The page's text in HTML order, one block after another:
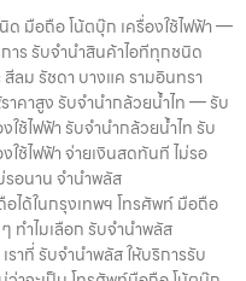
ด มือถือ โน้ตบุ๊ก เครื่องใช้ไฟฟ้า —
าร รับจำนำสินค้าไอทีทุกชนิด
ลม รัชดา บางแค รามอินทรา
าคาสูง รับจำนำกล้วยน้ำไท — รับ
ช้ไฟฟ้า รับจำนำกล้วยน้ำไท รับ
ช้ไฟฟ้า จ่ายเงินสดทันที ไม่รอ
รอนาน จำนำพลัส
ได้ในกรุงเทพฯ โทรศัพท์ มือถือ
ทำไมเลือก รับจำนำพลัส
าที่ รับจำนำพลัส ให้บริการรับ